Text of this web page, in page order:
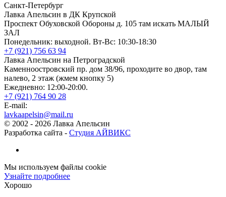
Санкт-Петербург
Лавка Апельсин в ДК Крупской
Проспект Обуховской Обороны д. 105 там искать МАЛЫЙ
ЗАЛ
Понедельник: выходной. Вт-Вс: 10:30-18:30
+7 (921) 756 63 94
Лавка Апельсин на Петроградской
Каменноостровский пр. дом 38/96, проходите во двор, там
налево, 2 этаж (жмем кнопку 5)
Ежедневно: 12:00-20:00.
+7 (921) 764 90 28
E-mail:
lavkaapelsin@mail.ru
© 2002 - 2026 Лавка Апельсин
Разработка сайта - Студия АЙВИКС
Мы используем файлы cookie
Узнайте подробнее
Хорошо